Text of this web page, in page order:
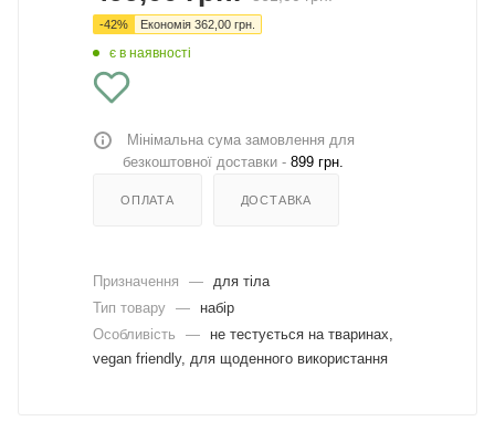
-42% Економія 362,00 грн.
є в наявності
Мінімальна сума замовлення для
безкоштовної доставки - 899 грн.
ОПЛАТА ДОСТАВКА
Призначення —
для тіла
Тип товару —
набір
Особливість
—
не тестується на тваринах,
vegan friendly, для щоденного використання